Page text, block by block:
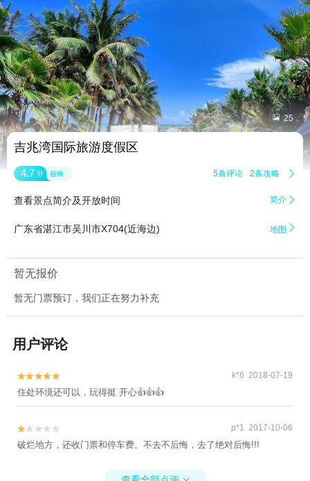
 25
吉兆湾国际旅游度假区
4.7 分 很棒 5条评论 2条攻略 
查看景点简介及开放时间 简介 
广东省湛江市吴川市X704(近海边) 地图 
暂无报价
暂无门票预订，我们正在努力补充
用户评论

 k*6 2018-07-19
住处环境还可以，玩得挺 开心👍👍👍

 p*1 2017-10-06
破烂地方，还收门票和停车费。不去不后悔，去了绝对后悔!!!

